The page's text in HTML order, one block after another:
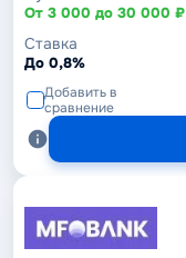
От 3 000 до 30 000 ₽
Ставка
До 0,8%
Добавить в
сравнение